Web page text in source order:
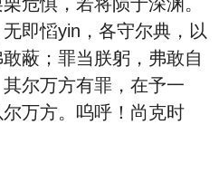
即慆yin，各守尔典，以
蔽；罪当朕躬，弗敢自
尔万方有罪，在予一
万方。呜呼！尚克时